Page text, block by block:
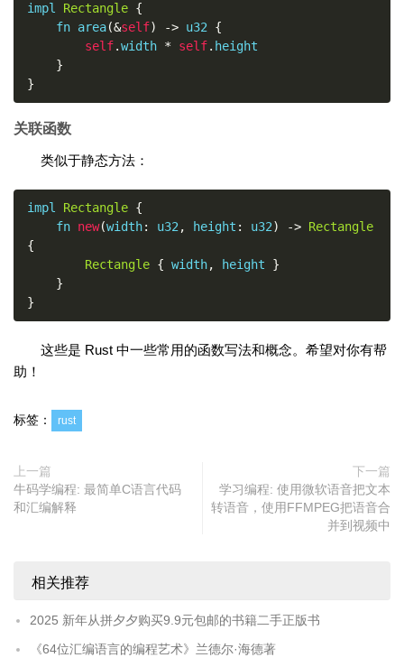
impl Rectangle {
    fn area
(&self) -> u32 {
self.width * self. height
}
}
关联函数
类似于静态方法：
impl Rectangle {
    fn
new(width: u32 , height : u32) -> Rectangle
{
Rectangle { width, height }
}
}
这些是 Rust 中一些常用的函数写法和概念。希望对你有帮
助！
标签： rust
上一篇
牛码学编程: 最简单C语言代码
和汇编解释
下一篇
学习编程: 使用微软语音把文本
转语音，使用FFMPEG把语音合
并到视频中
相关推荐
2025 新年从拼夕夕购买9.9元包邮的书籍二手正版书
《64位汇编语言的编程艺术》兰德尔·海德著